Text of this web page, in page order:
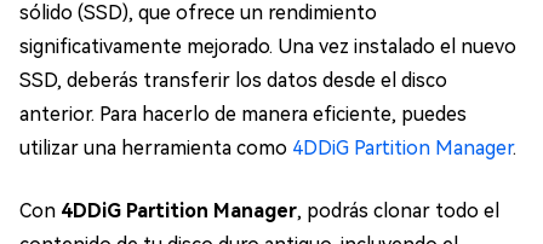
sólido (SSD), que ofrece un rendimiento
significativamente mejorado. Una vez instalado el nuevo
SSD, deberás transferir los datos desde el disco
anterior. Para hacerlo de manera eficiente, puedes
utilizar una herramienta como 4DDiG Partition Manager.
Con 4DDiG Partition Manager, podrás clonar todo el